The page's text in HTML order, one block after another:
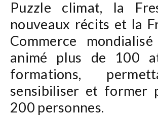
Puzzle climat, la
nouveaux récits et la
Commerce
animé plus de 100
formations,
sensibiliser et former
200 personnes.